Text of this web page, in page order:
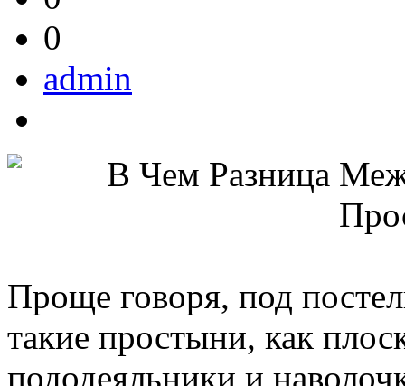
0
admin
Проще говоря, под
такие простыни, как
пододеяльники и